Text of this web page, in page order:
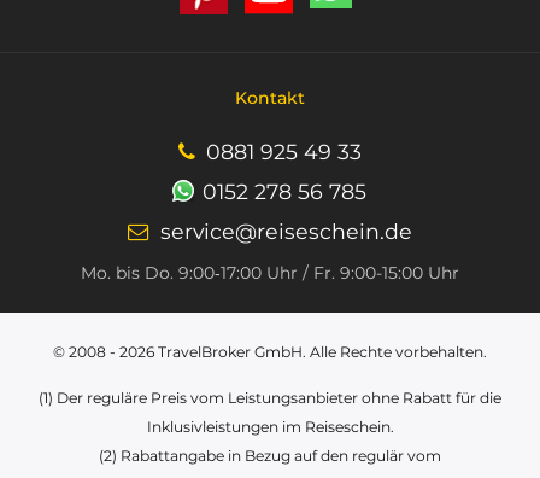
Kontakt
0881 925 49 33
0152 278 56 785
service@reiseschein.de
Mo. bis Do. 9:00‑17:00 Uhr / Fr. 9:00-15:00 Uhr
© 2008 - 2026 TravelBroker GmbH. Alle Rechte vorbehalten.
(1) Der reguläre Preis vom Leistungsanbieter ohne Rabatt für die
Inklusivleistungen im Reiseschein.
(2) Rabattangabe in Bezug auf den regulär vom